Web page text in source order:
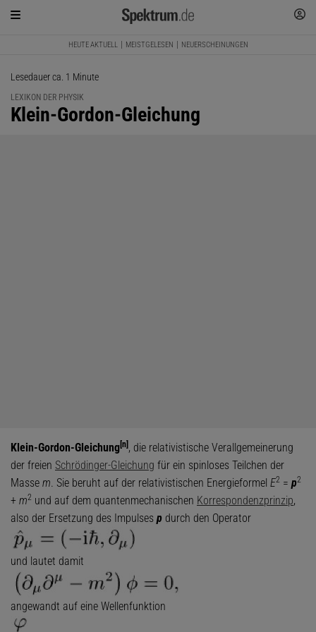
HEUTE AKTUELL MEISTGELESEN NEUERSCHEINUNGEN
Lesedauer ca. 1 Minute
LEXIKON DER PHYSIK
:
Klein-Gordon-Gleichung
Klein-Gordon-Gleichung[n] , die relativistische Verallgemeinerung
der freien Schrödinger-Gleichung für ein spinloses Teilchen der
Masse m. Sie beruht auf der relativistischen Energieformel E2 = p2
+ m2 und auf dem quantenmechanischen Korrespondenzprinzip,
also der Ersetzung des Impulses p durch den Operator
und lautet damit
angewandt auf eine Wellenfunktion